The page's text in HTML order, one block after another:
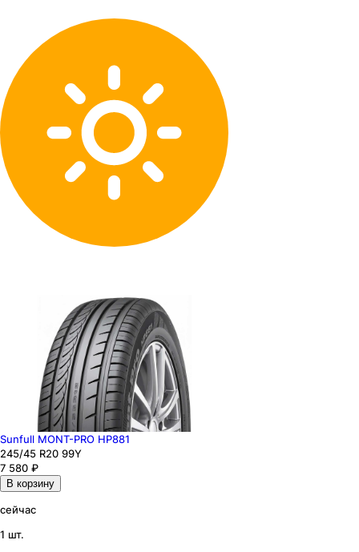
Sunfull MONT-PRO HP881
245/45 R20 99Y
7 580 ₽
В корзину
сейчас
1 шт.